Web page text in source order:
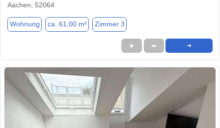
Aachen, 52064
Wohnung ca. 61,00 m² Zimmer 3
★ ➦ ➜